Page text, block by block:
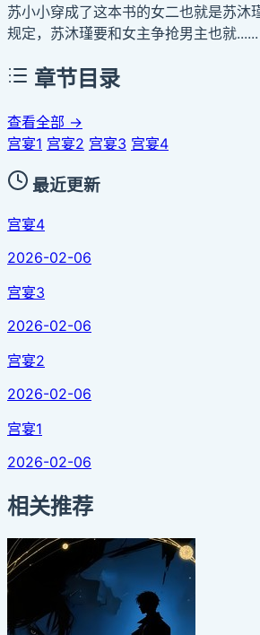
苏小小穿成了这本书的女二也就是苏沐
规定，苏沐瑾要和女主争抢男主也就......
章节目录
查看全部 →
宫宴1 宫宴2 宫宴3 宫宴4
最近更新
宫宴4
2026-02-06
宫宴3
2026-02-06
宫宴2
2026-02-06
宫宴1
2026-02-06
相关推荐